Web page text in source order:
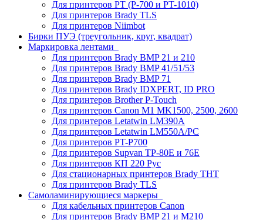
Для принтеров PT (P-700 и PT-1010)
Для принтеров Brady TLS
Для принтеров Niimbot
Бирки ПУЭ (треугольник, круг, квадрат)
Маркировка лентами
Для принтеров Brady BMP 21 и 210
Для принтеров Brady BMP 41/51/53
Для принтеров Brady BMP 71
Для принтеров Brady IDXPERT, ID PRO
Для принтеров Brother P-Touch
Для принтеров Canon M1 MK1500, 2500, 2600
Для принтеров Letatwin LM390A
Для принтеров Letatwin LM550A/PC
Для принтеров PT-P700
Для принтеров Supvan TP-80E и 76E
Для принтеров КП 220 Рус
Для стационарных принтеров Brady THT
Для принтеров Brady TLS
Самоламинирующиеся маркеры
Для кабельных принтеров Canon
Для принтеров Brady BMP 21 и M210